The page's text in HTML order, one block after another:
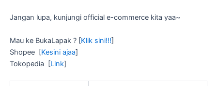
Jangan lupa, kunjungi official e-commerce kita yaa~
Mau ke BukaLapak ? [Klik sini!!!]
Shopee [Kesini ajaa]
Tokopedia [Link]